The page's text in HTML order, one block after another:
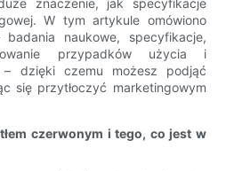
znaczenie, jak specyfikacje
W tym artykule omówiono
naukowe, specyfikacje,
przypadków użycia i
– dzięki czemu możesz podjąć
się przytłoczyć marketingowym
czerwonym i tego, co jest w